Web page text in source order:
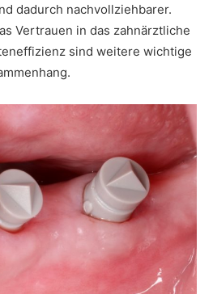
dadurch nachvollziehbarer.
Vertrauen in das zahnärztliche
sind weitere wichtige